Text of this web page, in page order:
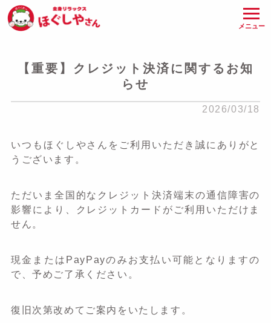
メニュー
【重要】クレジット決済に関するお知
らせ
2026/03/18
いつもほぐしやさんをご利用いただき誠にありがと
うございます。
ただいま全国的なクレジット決済端末の通信障害の
影響により、クレジットカードがご利用いただけま
せん。
現金またはPayPayのみお支払い可能となりますの
で、予めご了承ください。
復旧次第改めてご案内をいたします。